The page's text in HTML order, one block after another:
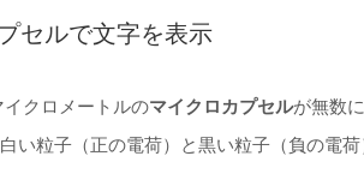
セルで文字を表示
クロメートルのマイクロカプセルが無数
い粒子（正の電荷）と黒い粒子（負の電荷